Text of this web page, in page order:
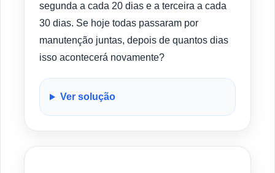
segunda a cada 20 dias e a terceira a cada
30 dias. Se hoje todas passaram por
manutenção juntas, depois de quantos dias
isso acontecerá novamente?
Ver solução